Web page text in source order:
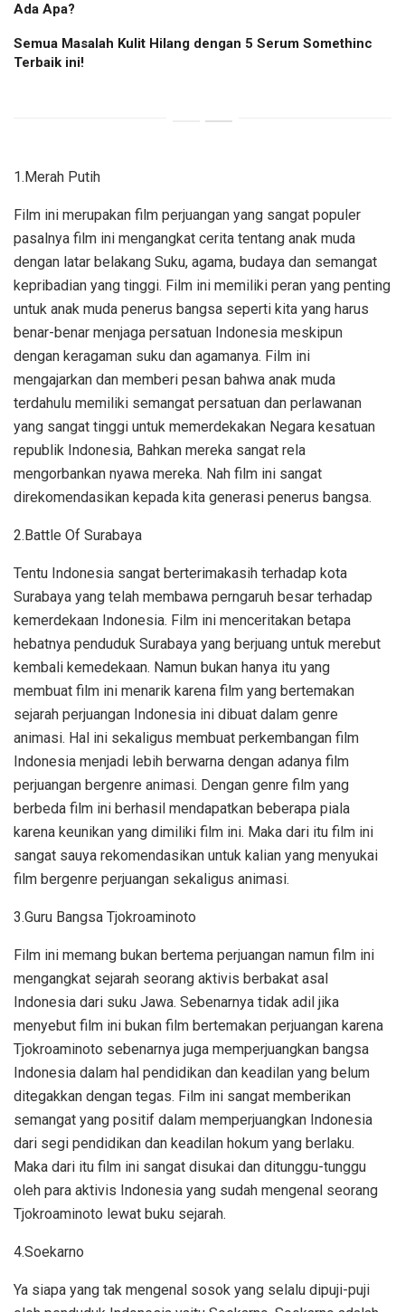
Ada Apa?
Semua Masalah Kulit Hilang dengan 5 Serum Somethinc
Terbaik ini!
1.Merah Putih
Film ini merupakan film perjuangan yang sangat populer
pasalnya film ini mengangkat cerita tentang anak muda
dengan latar belakang Suku, agama, budaya dan semangat
kepribadian yang tinggi. Film ini memiliki peran yang penting
untuk anak muda penerus bangsa seperti kita yang harus
benar-benar menjaga persatuan Indonesia meskipun
dengan keragaman suku dan agamanya. Film ini
mengajarkan dan memberi pesan bahwa anak muda
terdahulu memiliki semangat persatuan dan perlawanan
yang sangat tinggi untuk memerdekakan Negara kesatuan
republik Indonesia, Bahkan mereka sangat rela
mengorbankan nyawa mereka. Nah film ini sangat
direkomendasikan kepada kita generasi penerus bangsa.
2.Battle Of Surabaya
Tentu Indonesia sangat berterimakasih terhadap kota
Surabaya yang telah membawa perngaruh besar terhadap
kemerdekaan Indonesia. Film ini menceritakan betapa
hebatnya penduduk Surabaya yang berjuang untuk merebut
kembali kemedekaan. Namun bukan hanya itu yang
membuat film ini menarik karena film yang bertemakan
sejarah perjuangan Indonesia ini dibuat dalam genre
animasi. Hal ini sekaligus membuat perkembangan film
Indonesia menjadi lebih berwarna dengan adanya film
perjuangan bergenre animasi. Dengan genre film yang
berbeda film ini berhasil mendapatkan beberapa piala
karena keunikan yang dimiliki film ini. Maka dari itu film ini
sangat sauya rekomendasikan untuk kalian yang menyukai
film bergenre perjuangan sekaligus animasi.
3.Guru Bangsa Tjokroaminoto
Film ini memang bukan bertema perjuangan namun film ini
mengangkat sejarah seorang aktivis berbakat asal
Indonesia dari suku Jawa. Sebenarnya tidak adil jika
menyebut film ini bukan film bertemakan perjuangan karena
Tjokroaminoto sebenarnya juga memperjuangkan bangsa
Indonesia dalam hal pendidikan dan keadilan yang belum
ditegakkan dengan tegas. Film ini sangat memberikan
semangat yang positif dalam memperjuangkan Indonesia
dari segi pendidikan dan keadilan hokum yang berlaku.
Maka dari itu film ini sangat disukai dan ditunggu-tunggu
oleh para aktivis Indonesia yang sudah mengenal seorang
Tjokroaminoto lewat buku sejarah.
4.Soekarno
Ya siapa yang tak mengenal sosok yang selalu dipuji-puji